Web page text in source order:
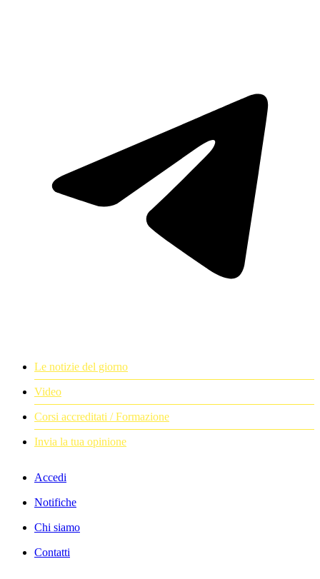
Le notizie del giorno
Video
Corsi accreditati / Formazione
Invia la tua opinione
Accedi
Notifiche
Chi siamo
Contatti